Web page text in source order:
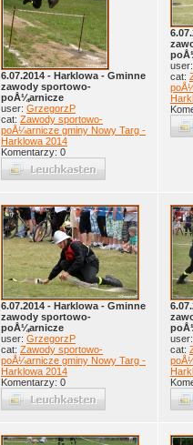
6.07.2014 - Harklowa - Gminne
zawody sportowo-
poÅ¼arnicze
user: GrzegorzP
cat: Zawody sportowo-
poÅ¼arnicze gminy Nowy Targ -
Harklowa 2014
Komentarzy: 0
cat:
6.07.2014 - Harklowa - Gminne
zawody sportowo-
poÅ¼arnicze
user: GrzegorzP
cat: Zawody sportowo-
poÅ¼arnicze gminy Nowy Targ -
Harklowa 2014
Komentarzy: 0
cat: